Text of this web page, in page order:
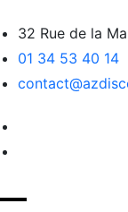
32 Rue de la
01 34 53 40 14